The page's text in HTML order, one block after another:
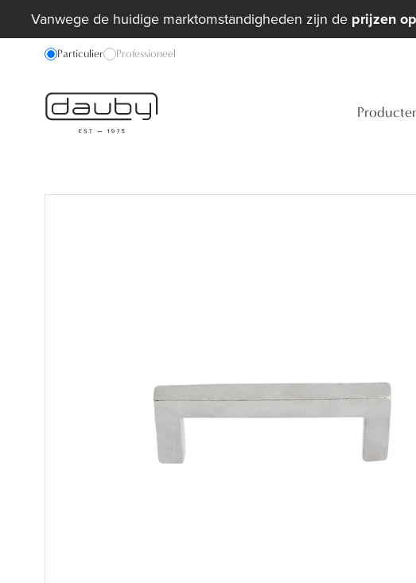
Vanwege de huidige marktomstandigheden zijn de prijzen
Particulier Professioneel